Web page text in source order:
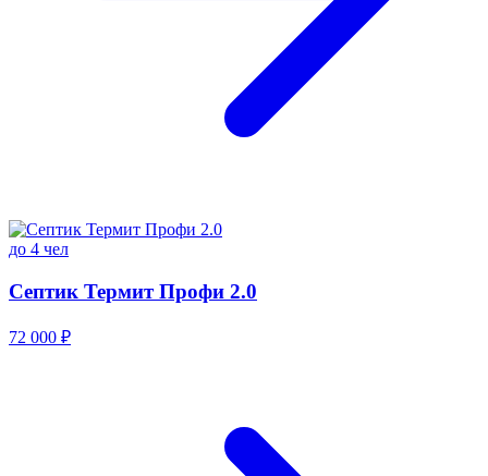
до 4 чел
Септик Термит Профи 2.0
72 000 ₽